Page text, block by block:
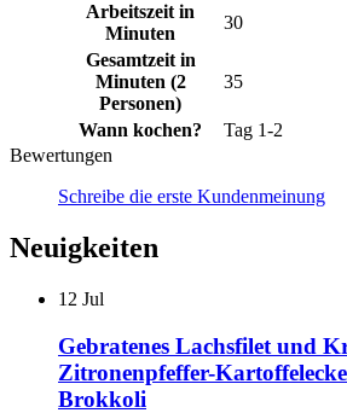
Arbeitszeit in
Minuten
30
Gesamtzeit in
Minuten (2
Personen)
35
Wann kochen?
Tag 1-2
Bewertungen
Schreibe die erste Kundenmeinung
Neuigkeiten
12 Jul
Gebratenes Lachsfilet und
Zitronenpfeffer-
Brokkoli